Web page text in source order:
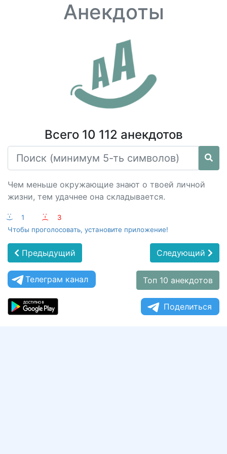
Анекдоты
Всего 10 112 анекдотов
Чем меньше окружающие знают о твоей личной
жизни, тем удачнее она складывается.
:-) 1 :-(
3
Чтобы проголосовать, установите приложение!
Предыдущий Следующий
Телеграм канал Топ 10 анекдотов
Поделиться